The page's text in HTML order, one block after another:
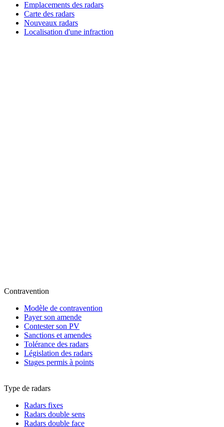
Emplacements des radars
Carte des radars
Nouveaux radars
Localisation d'une infraction
Contravention
Modèle de contravention
Payer son amende
Contester son PV
Sanctions et amendes
Tolérance des radars
Législation des radars
Stages permis à points
Type de radars
Radars fixes
Radars double sens
Radars double face